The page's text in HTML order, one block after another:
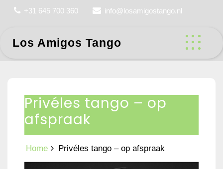
Skip
+31 645 700 360 info@losamigostango.nl
Los Amigos Tango
Privéles tango – op
afspraak
Home Privéles tango – op afspraak